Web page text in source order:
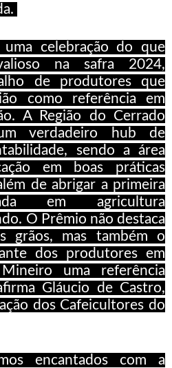
celebração do que
na safra 2024,
de produtores que
como referência em
A Região do Cerrado
verdadeiro hub de
sendo a área
em boas práticas
de abrigar a primeira
em agricultura
O Prêmio não destaca
grãos, mas também o
dos produtores em
uma referência
Gláucio de Castro,
dos Cafeicultores do
encantados com a